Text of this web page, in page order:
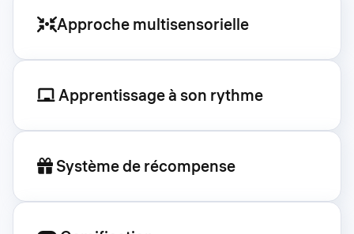
Approche multisensorielle
Apprentissage à son rythme
Système de récompense